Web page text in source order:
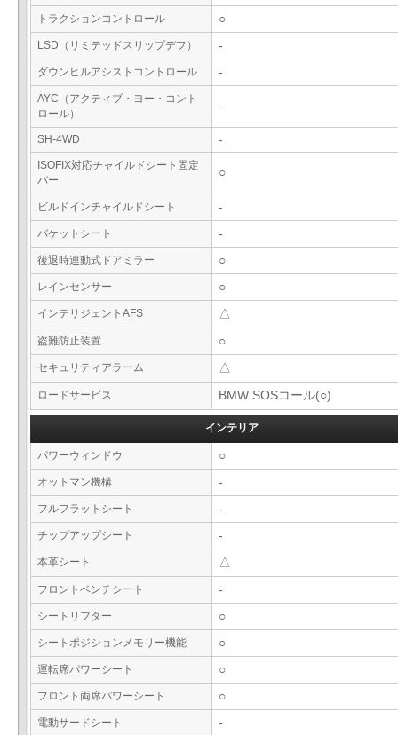
トラクションコントロール ○
LSD（リミテッドスリップデフ） -
ダウンヒルアシストコントロール -
AYC（アクティブ・ヨー・コント
ロール）
-
SH-4WD -
ISOFIX対応チャイルドシート固定
バー
○
ビルドインチャイルドシート -
バケットシート -
後退時連動式ドアミラー ○
レインセンサー ○
インテリジェントAFS △
盗難防止装置 ○
セキュリティアラーム △
ロードサービス BMW SOSコール(○)
インテリア
パワーウィンドウ ○
オットマン機構 -
フルフラットシート -
チップアップシート -
本革シート △
フロントベンチシート -
シートリフター ○
シートポジションメモリー機能 ○
運転席パワーシート ○
フロント両席パワーシート ○
電動サードシート -